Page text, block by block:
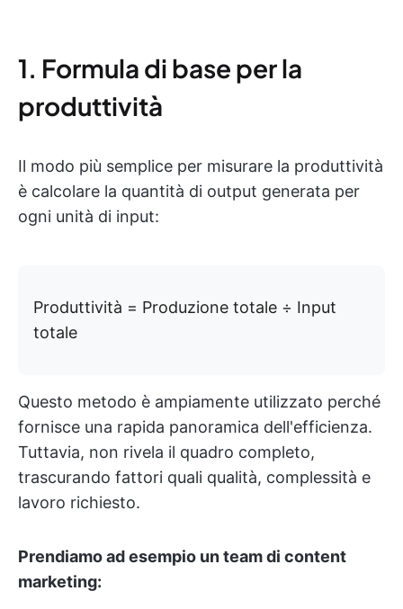
1. Formula di base per la
produttività
Il modo più semplice per misurare la produttività
è calcolare la quantità di output generata per
ogni unità di input:
Produttività = Produzione totale ÷ Input
totale
Questo metodo è ampiamente utilizzato perché
fornisce una rapida panoramica dell'efficienza.
Tuttavia, non rivela il quadro completo,
trascurando fattori quali qualità, complessità e
lavoro richiesto.
Prendiamo ad esempio un team di content
marketing: